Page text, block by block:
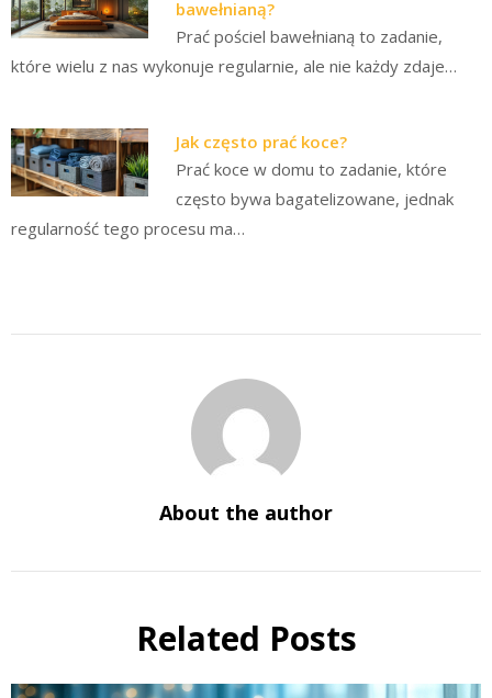
bawełnianą?
Prać pościel bawełnianą to zadanie,
które wielu z nas wykonuje regularnie, ale nie każdy zdaje…
Jak często prać koce?
Prać koce w domu to zadanie, które
często bywa bagatelizowane, jednak
regularność tego procesu ma…
About the author
Related Posts